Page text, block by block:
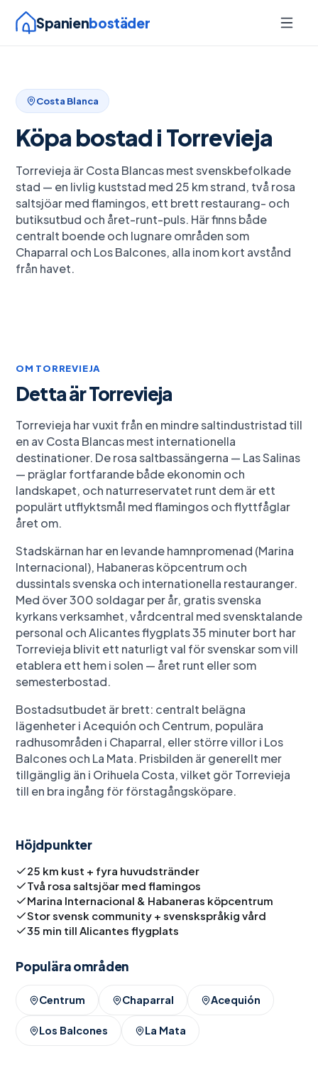
Spanienbostäder
Costa Blanca
Köpa bostad i Torrevieja
Torrevieja är Costa Blancas mest svenskbefolkade
stad — en livlig kuststad med 25 km strand, två rosa
saltsjöar med flamingos, ett brett restaurang- och
butiksutbud och året-runt-puls. Här finns både
centralt boende och lugnare områden som
Chaparral och Los Balcones, alla inom kort avstånd
från havet.
OM TORREVIEJA
Detta ärTorrevieja
Torrevieja har vuxit från en mindre saltindustristad till
en av Costa Blancas mest internationella
destinationer. De rosa saltbassängerna — Las Salinas
— präglar fortfarande både ekonomin och
landskapet, och naturreservatet runt dem är ett
populärt utflyktsmål med flamingos och flyttfåglar
året om.
Stadskärnan har en levande hamnpromenad (Marina
Internacional), Habaneras köpcentrum och
dussintals svenska och internationella restauranger.
Med över 300 soldagar per år, gratis svenska
kyrkans verksamhet, vårdcentral med svensktalande
personal och Alicantes flygplats 35 minuter bort har
Torrevieja blivit ett naturligt val för svenskar som vill
etablera ett hem i solen — året runt eller som
semesterbostad.
Bostadsutbudet är brett: centralt belägna
lägenheter i Acequión och Centrum, populära
radhusområden i Chaparral, eller större villor i Los
Balcones och La Mata. Prisbilden är generellt mer
tillgänglig än i Orihuela Costa, vilket gör Torrevieja
till en bra ingång för förstagångsköpare.
Höjdpunkter
25 km kust + fyra huvudstränder
Två rosa saltsjöar med flamingos
Marina Internacional & Habaneras köpcentrum
Stor svensk community + svenskspråkig vård
35 min till Alicantes flygplats
Populära områden
Centrum Chaparral Acequión
Los Balcones La Mata